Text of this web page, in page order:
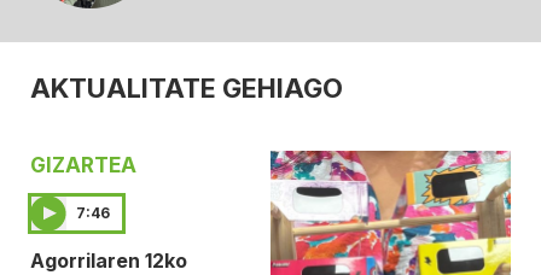
AKTUALITATE GEHIAGO
GIZARTEA
7:46
Agorrilaren 12ko